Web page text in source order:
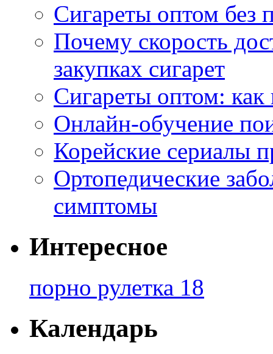
Сигареты оптом без
Почему скорость
закупках сигарет
Сигареты оптом:
Онлайн-обучение
Корейские сериалы
Ортопедические
симптомы
Интересное
порно рулетка 18
Календарь